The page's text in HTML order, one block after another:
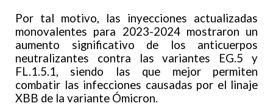
Por tal motivo, las inyecciones actualizadas
monovalentes para 2023-2024 mostraron un
aumento significativo de los anticuerpos
neutralizantes contra las variantes EG.5 y
FL.1.5.1, siendo las que mejor permiten
combatir las infecciones causadas por el linaje
XBB de la variante Ómicron.